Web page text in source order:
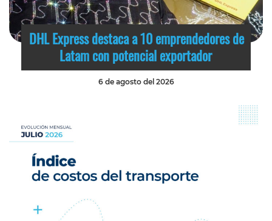
DHL Express destaca a 10 emprendedores de
Latam con potencial exportador
6 de agosto del 2026